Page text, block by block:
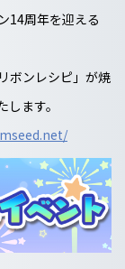
14周年を迎える
ボンレシピ」が焼
ます。